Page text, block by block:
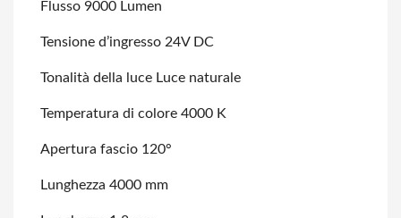
Flusso 9000 Lumen
Tensione d’ingresso 24V DC
Tonalità della luce Luce naturale
Temperatura di colore 4000 K
Apertura fascio 120°
Lunghezza 4000 mm